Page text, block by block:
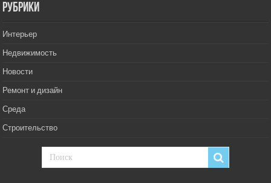
РУбрики
Интерьер
Недвижимость
Новости
Ремонт и дизайн
Среда
Строительство